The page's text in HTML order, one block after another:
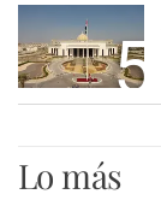
5
Lo más